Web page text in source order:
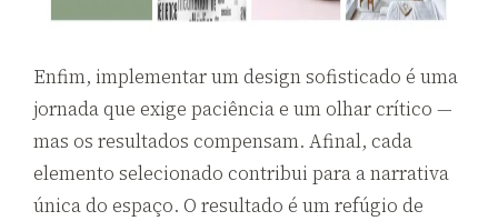
Enfim, implementar um design sofisticado é uma
jornada que exige paciência e um olhar crítico —
mas os resultados compensam. Afinal, cada
elemento selecionado contribui para a narrativa
única do espaço. O resultado é um refúgio de